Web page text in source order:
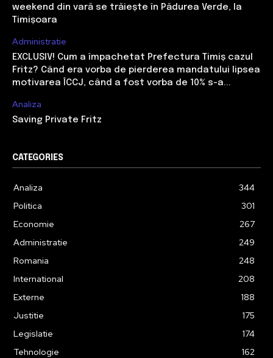
weekend din vară se trăiește în Pădurea Verde, la
Timișoara
Administratie
EXCLUSIV! Cum a împachetat Prefectura Timiș cazul
Fritz? Când era vorba de pierderea mandatului lipsea
motivarea ÎCCJ, când a fost vorba de 10% s-a...
Analiza
Saving Private Fritz
CATEGORIES
Analiza
344
Politica
301
Economie
267
Administratie
249
Romania
248
International
208
Externe
188
Justitie
175
Legislatie
174
Tehnologie
162